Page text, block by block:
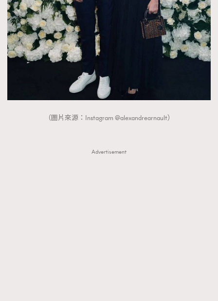
AFrenchMind
DressLikeAParisienne
EmpowerF
FashionWeek FigaroAesthetic
（圖片來源：Instagram @alexandrearnault）
Advertisement